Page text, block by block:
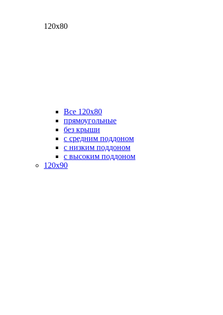
120х80
Все 120х80
прямоугольные
без крыши
с средним поддоном
с низким поддоном
с высоким поддоном
120х90